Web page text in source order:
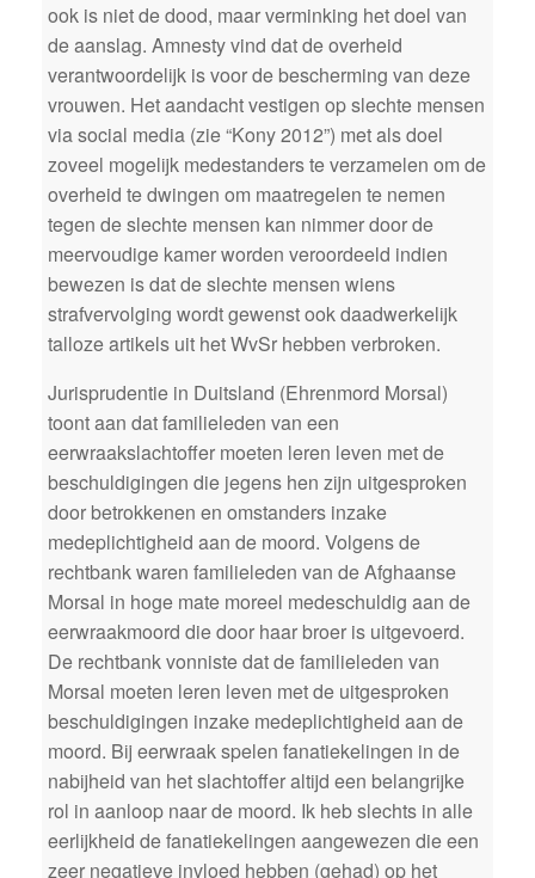
ook is niet de dood, maar verminking het doel van
de aanslag. Amnesty vind dat de overheid
verantwoordelijk is voor de bescherming van deze
vrouwen. Het aandacht vestigen op slechte mensen
via social media (zie “Kony 2012”) met als doel
zoveel mogelijk medestanders te verzamelen om de
overheid te dwingen om maatregelen te nemen
tegen de slechte mensen kan nimmer door de
meervoudige kamer worden veroordeeld indien
bewezen is dat de slechte mensen wiens
strafvervolging wordt gewenst ook daadwerkelijk
talloze artikels uit het WvSr hebben verbroken.
Jurisprudentie in Duitsland (Ehrenmord Morsal)
toont aan dat familieleden van een
eerwraakslachtoffer moeten leren leven met de
beschuldigingen die jegens hen zijn uitgesproken
door betrokkenen en omstanders inzake
medeplichtigheid aan de moord. Volgens de
rechtbank waren familieleden van de Afghaanse
Morsal in hoge mate moreel medeschuldig aan de
eerwraakmoord die door haar broer is uitgevoerd.
De rechtbank vonniste dat de familieleden van
Morsal moeten leren leven met de uitgesproken
beschuldigingen inzake medeplichtigheid aan de
moord. Bij eerwraak spelen fanatiekelingen in de
nabijheid van het slachtoffer altijd een belangrijke
rol in aanloop naar de moord. Ik heb slechts in alle
eerlijkheid de fanatiekelingen aangewezen die een
zeer negatieve invloed hebben (gehad) op het